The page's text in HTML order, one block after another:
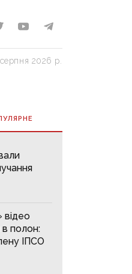
2026 р.
полон:
ІПСО